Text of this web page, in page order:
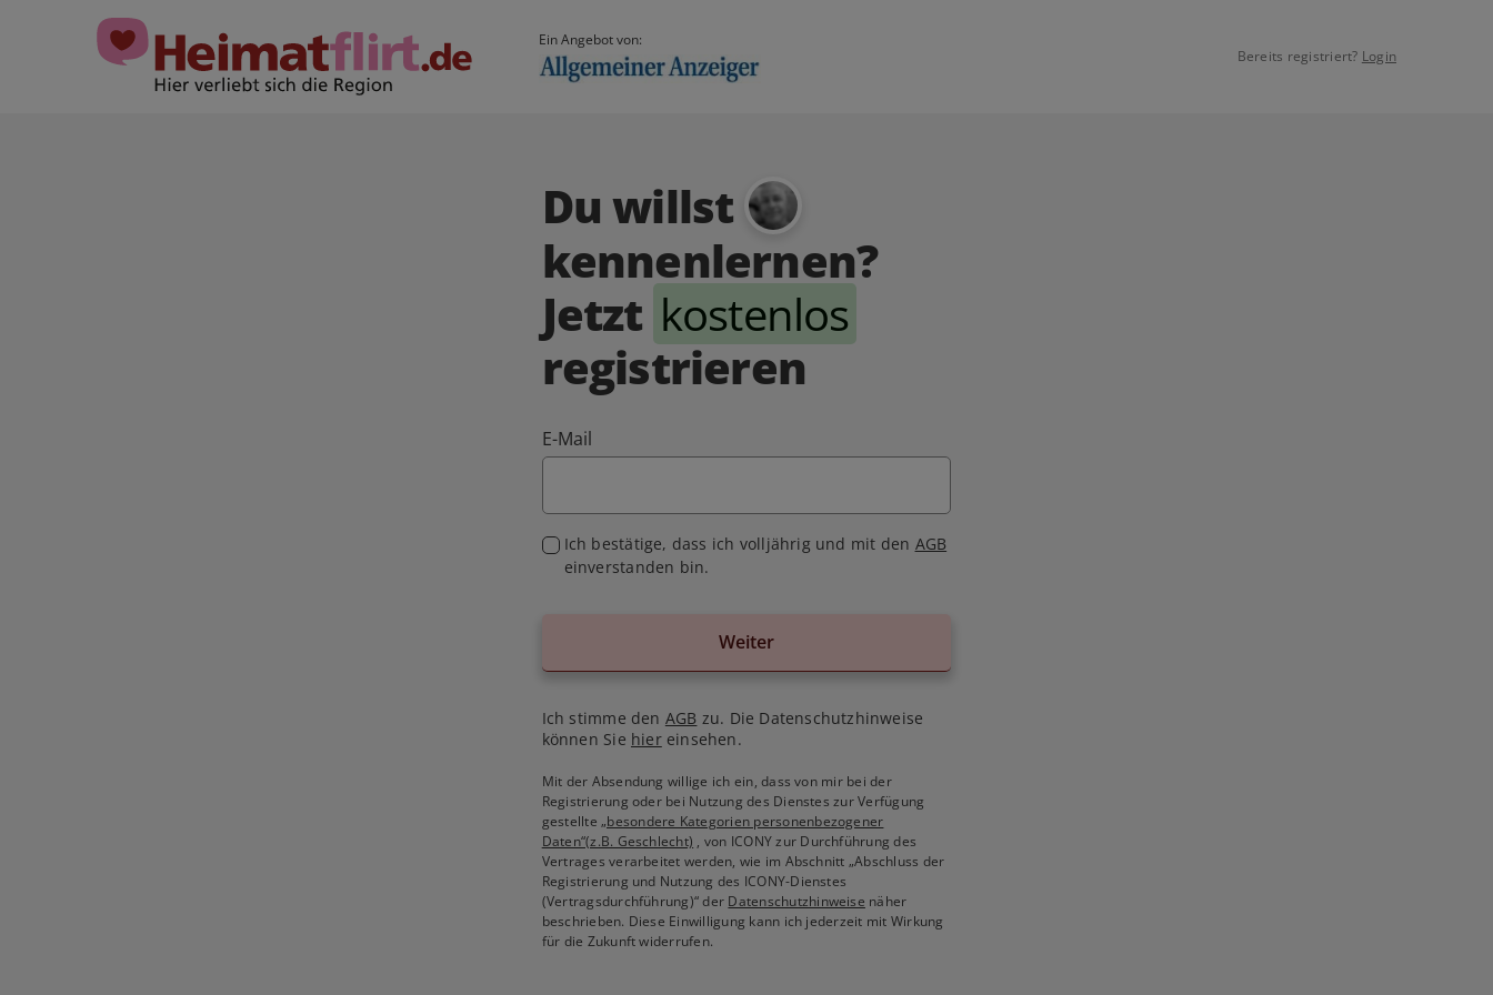
Ein Angebot von:
Bereits registriert? Login
Du willst
kennenlernen?
Jetzt kostenlos
registrieren
E-Mail
Ich bestätige, dass ich volljährig und mit den AGB
einverstanden bin.
Weiter
Ich stimme den AGB zu. Die Datenschutzhinweise
können Sie hiereinsehen.
Mit der Absendung willige ich ein, dass von mir bei der
Registrierung oder bei Nutzung des Dienstes zur Verfügung
gestellte„besondere Kategorien personenbezogener
Daten“(z.B. Geschlecht) , von ICONY zur Durchführung des
Vertrages verarbeitet werden, wie im Abschnitt „Abschluss der
Registrierung und Nutzung des ICONY-Dienstes
(Vertragsdurchführung)“ der Datenschutzhinweise näher
beschrieben. Diese Einwilligung kann ich jederzeit mit Wirkung
für die Zukunft widerrufen.